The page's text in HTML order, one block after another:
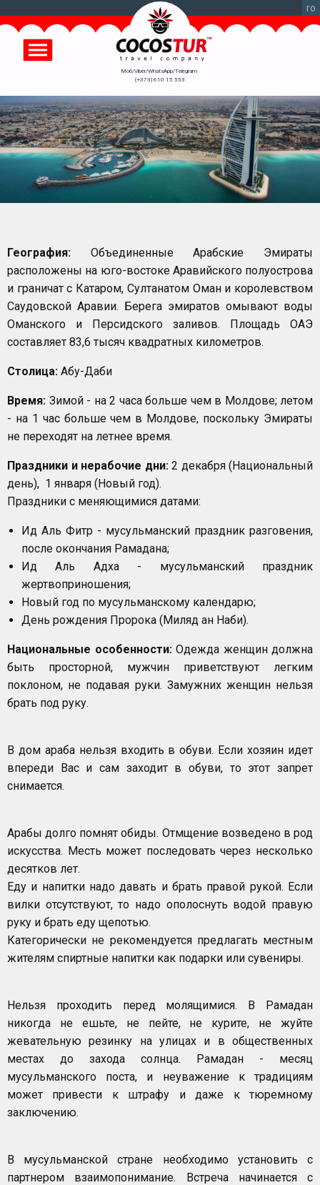
к
основному
содержанию
ro
Моб/Viber/WhatsApp/Telegram
(+373) 610 15 553
География: Объединенные Арабские Эмираты
расположены на юго-востоке Аравийского полуострова
и граничат с Катаром, Султанатом Оман и королевством
Саудовской Аравии. Берега эмиратов омывают воды
Оманского и Персидского заливов. Площадь ОАЭ
составляет 83,6 тысяч квадратных километров.
Столица: Абу-Даби
Время: Зимой - на 2 часа больше чем в Молдове; летом
- на 1 час больше чем в Молдове, поскольку Эмираты
не переходят на летнее время.
Праздники и нерабочие дни: 2 декабря (Национальный
день), 1 января (Новый год).
Праздники с меняющимися датами:
Ид Аль Фитр - мусульманский праздник разговения,
после окончания Рамадана;
Ид Аль Адха - мусульманский праздник
жертвоприношения;
Новый год по мусульманскому календарю;
День рождения Пророка (Миляд ан Наби).
Национальные особенности: Одежда женщин должна
быть просторной, мужчин приветствуют легким
поклоном, не подавая руки. Замужних женщин нельзя
брать под руку.
В дом араба нельзя входить в обуви. Если хозяин идет
впереди Вас и сам заходит в обуви, то этот запрет
снимается.
Арабы долго помнят обиды. Отмщение возведено в род
искусства. Месть может последовать через несколько
десятков лет.
Еду и напитки надо давать и брать правой рукой. Если
вилки отсутствуют, то надо ополоснуть водой правую
руку и брать еду щепотью.
Категорически не рекомендуется предлагать местным
жителям спиртные напитки как подарки или сувениры.
Нельзя проходить перед молящимися. В Рамадан
никогда не ешьте, не пейте, не курите, не жуйте
жевательную резинку на улицах и в общественных
местах до захода солнца. Рамадан - месяц
мусульманского поста, и неуважение к традициям
может привести к штрафу и даже к тюремному
заключению.
В мусульманской стране необходимо установить с
партнером взаимопонимание. Встреча начинается с